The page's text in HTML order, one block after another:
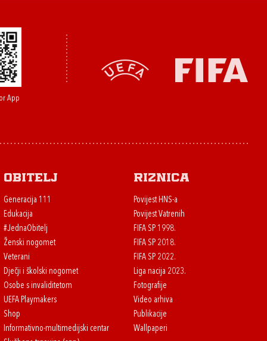
App
Obitelj
Generacija 111
Edukacija
#JednaObitelj
Ženski nogomet
Veterani
Dječji i školski nogomet
Osobe s invaliditetom
UEFA Playmakers
Shop
Informativno-multimedijski centar
Riznica
Povijest HNS-a
Povijest Vatrenih
FIFA SP 1998.
FIFA SP 2018.
FIFA SP 2022.
Liga nacija 2023.
Fotografije
Video arhiva
Publikacije
Wallpaperi